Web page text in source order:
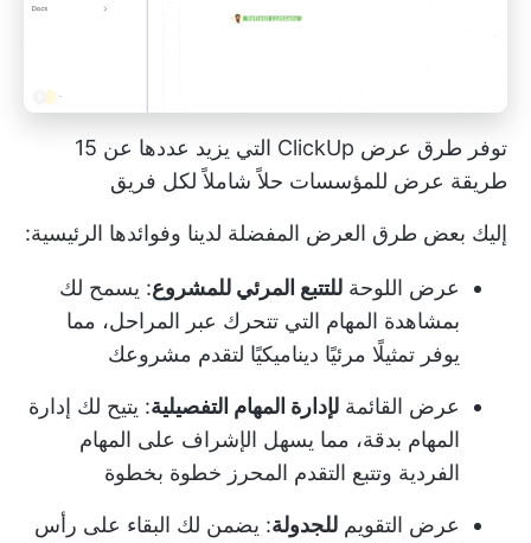
توفر طرق عرض ClickUp التي يزيد عددها عن 15
طريقة عرض للمؤسسات حلاً شاملاً لكل فريق
إليك بعض طرق العرض المفضلة لدينا وفوائدها الرئيسية:
عرض اللوحة للتتبع المرئي للمشروع: يسمح لك
بمشاهدة المهام التي تتحرك عبر المراحل، مما
يوفر تمثيلًا مرئيًا ديناميكيًا لتقدم مشروعك
عرض القائمة لإدارة المهام التفصيلية: يتيح لك إدارة
المهام بدقة، مما يسهل الإشراف على المهام
الفردية وتتبع التقدم المحرز خطوة بخطوة
عرض التقويم للجدولة: يضمن لك البقاء على رأس